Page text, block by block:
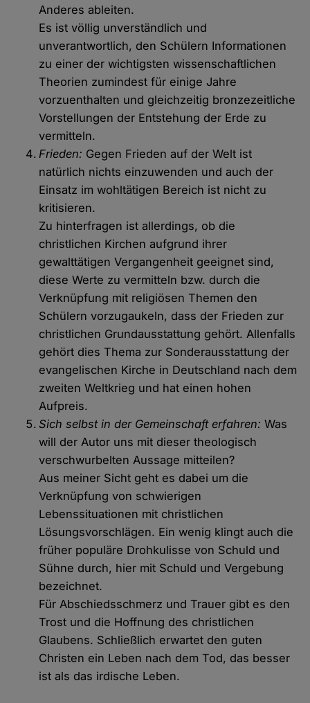
Anderes ableiten.
Es ist völlig unverständlich und
unverantwortlich, den Schülern Informationen
zu einer der wichtigsten wissenschaftlichen
Theorien zumindest für einige Jahre
vorzuenthalten und gleichzeitig bronzezeitliche
Vorstellungen der Entstehung der Erde zu
vermitteln.
Frieden: Gegen Frieden auf der Welt ist
natürlich nichts einzuwenden und auch der
Einsatz im wohltätigen Bereich ist nicht zu
kritisieren.
Zu hinterfragen ist allerdings, ob die
christlichen Kirchen aufgrund ihrer
gewalttätigen Vergangenheit geeignet sind,
diese Werte zu vermitteln bzw. durch die
Verknüpfung mit religiösen Themen den
Schülern vorzugaukeln, dass der Frieden zur
christlichen Grundausstattung gehört. Allenfalls
gehört dies Thema zur Sonderausstattung der
evangelischen Kirche in Deutschland nach dem
zweiten Weltkrieg und hat einen hohen
Aufpreis.
Sich selbst in der Gemeinschaft erfahren: Was
will der Autor uns mit dieser theologisch
verschwurbelten Aussage mitteilen?
Aus meiner Sicht geht es dabei um die
Verknüpfung von schwierigen
Lebenssituationen mit christlichen
Lösungsvorschlägen. Ein wenig klingt auch die
früher populäre Drohkulisse von Schuld und
Sühne durch, hier mit Schuld und Vergebung
bezeichnet.
Für Abschiedsschmerz und Trauer gibt es den
Trost und die Hoffnung des christlichen
Glaubens. Schließlich erwartet den guten
Christen ein Leben nach dem Tod, das besser
ist als das irdische Leben.